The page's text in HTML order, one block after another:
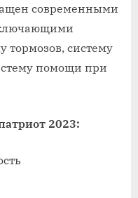
современными
тормозов, систему
помощи при
2023: